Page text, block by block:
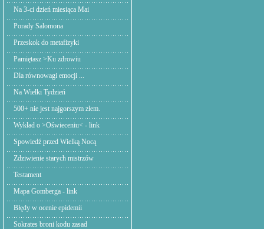
Na 3-ci dzień miesiąca Mai
Porady Salomona
Przeskok do metafizyki
Pamiętasz >Ku zdrowiu
Dla równowagi emocji ...
Na Wielki Tydzień
500+ nie jest najgorszym złem.
Wykład o >Oświeceniu< - link
Spowiedź przed Wielką Nocą
Zdziwienie starych mistrzów
Testament
Mapa Gomberga - link
Błędy w ocenie epidemii
Sokrates broni kodu zasad